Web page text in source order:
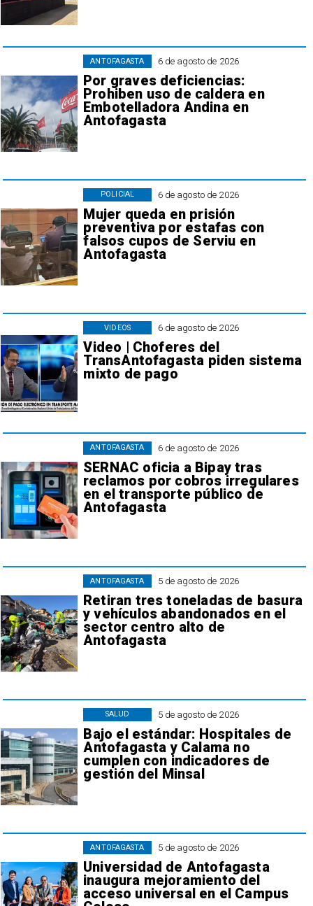
6 de agosto de 2026
Por graves deficiencias:
Prohiben uso de caldera en
Embotelladora Andina en
Antofagasta
ANTOFAGASTA
6 de agosto de 2026
Mujer queda en prisión
preventiva por estafas con
falsos cupos de Serviu en
Antofagasta
POLICIAL
6 de agosto de 2026
Video | Choferes del
TransAntofagasta piden sistema
mixto de pago
VIDEOS
6 de agosto de 2026
SERNAC oficia a Bipay tras
reclamos por cobros irregulares
en el transporte público de
Antofagasta
ANTOFAGASTA
5 de agosto de 2026
Retiran tres toneladas de basura
y vehículos abandonados en el
sector centro alto de
Antofagasta
ANTOFAGASTA
5 de agosto de 2026
Bajo el estándar: Hospitales de
Antofagasta y Calama no
cumplen con indicadores de
gestión del Minsal
SALUD
5 de agosto de 2026
Universidad de Antofagasta
inaugura mejoramiento del
acceso universal en el Campus
ANTOFAGASTA